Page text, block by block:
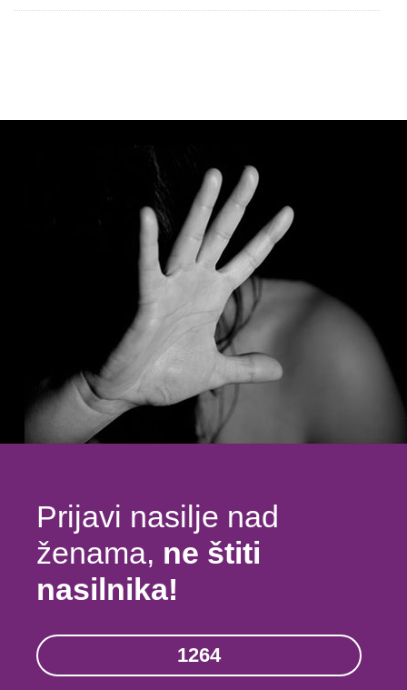
Prijavi nasilje nad
ženama, ne štiti
nasilnika!
1264